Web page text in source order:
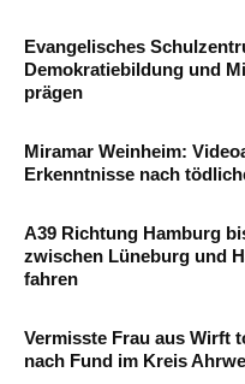
Evangelisches
Demokratiebildung und
prägen
Miramar Weinheim:
Erkenntnisse nach
A39 Richtung Hamburg
zwischen Lüneburg und
fahren
Vermisste Frau aus Wirft
nach Fund im Kreis